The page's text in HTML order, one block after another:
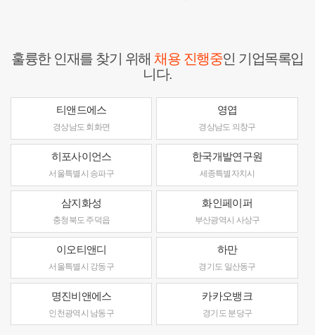
훌륭한 인재를 찾기 위해채용 진행중인 기업목록입
니다.
티앤드에스
경상남도 회화면
영엽
경상남도 의창구
히포사이언스
서울특별시 송파구
한국개발연구원
세종특별자치시
삼지화성
충청북도 주덕읍
화인페이퍼
부산광역시 사상구
이오티앤디
서울특별시 강동구
하만
경기도 일산동구
명진비앤에스
인천광역시 남동구
카카오뱅크
경기도 분당구